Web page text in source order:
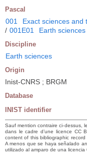
Pascal
001 Exact sciences and
/ 001E01 Earth sciences
Discipline
Earth sciences
Origin
Inist-CNRS ; BRGM
Database
INIST identifier
Sauf mention contraire ci-dessus,
dans le cadre d’une licence CC
content of this bibliographic
A menos que se haya señalado
utilizado al amparo de una licencia